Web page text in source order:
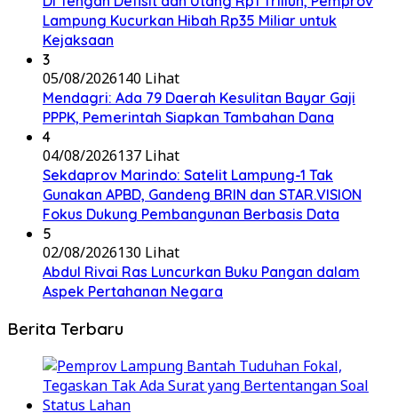
Lampung Kucurkan Hibah Rp35 Miliar untuk
Kejaksaan
3
05/08/2026140 Lihat
Mendagri: Ada 79 Daerah Kesulitan Bayar Gaji
PPPK, Pemerintah Siapkan Tambahan Dana
4
04/08/2026137 Lihat
Sekdaprov Marindo: Satelit Lampung-1 Tak
Gunakan APBD, Gandeng BRIN dan STAR.VISION
Fokus Dukung Pembangunan Berbasis Data
5
02/08/2026130 Lihat
Abdul Rivai Ras Luncurkan Buku Pangan dalam
Aspek Pertahanan Negara
Berita Terbaru